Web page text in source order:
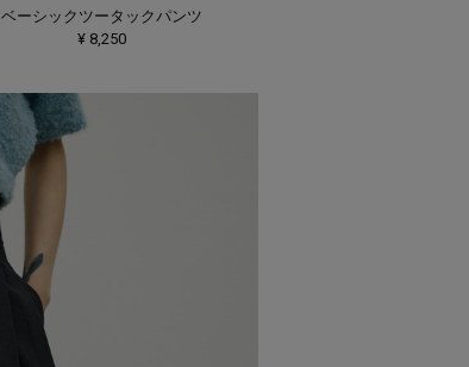
ベーシックツータックパンツ
¥ 8,250